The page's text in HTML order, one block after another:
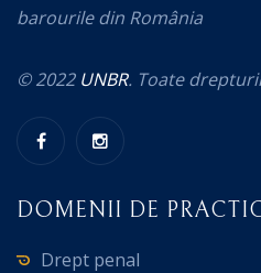
barourile din România
© 2022 UNBR. Toate
DOMENII DE
Drept penal